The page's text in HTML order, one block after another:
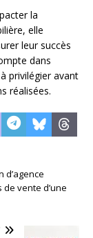
la
elle
leur succès
dans
privilégier avant
réalisées.
d’agence
vente d’une